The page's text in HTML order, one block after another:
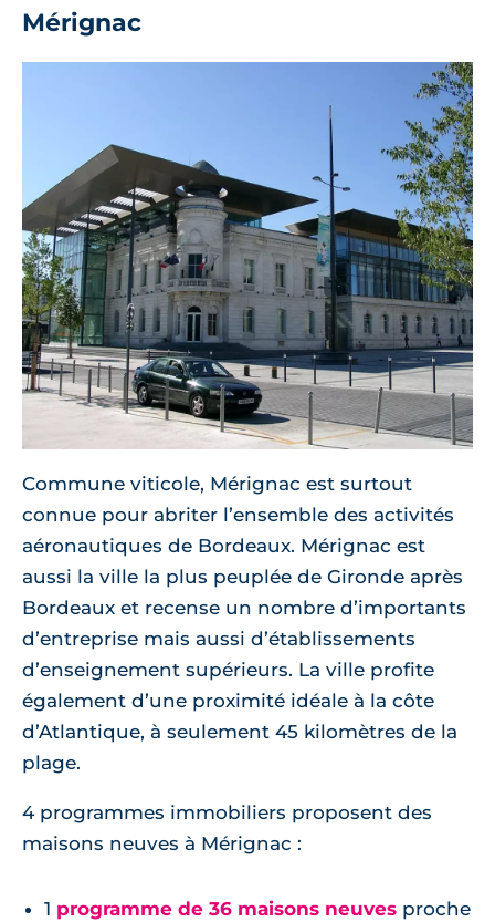
Mérignac
Commune viticole, Mérignac est surtout
connue pour abriter l’ensemble des activités
aéronautiques de Bordeaux. Mérignac est
aussi la ville la plus peuplée de Gironde après
Bordeaux et recense un nombre d’importants
d’entreprise mais aussi d’établissements
d’enseignement supérieurs. La ville profite
également d’une proximité idéale à la côte
d’Atlantique, à seulement 45 kilomètres de la
plage.
4 programmes immobiliers proposent des
maisons neuves à Mérignac :
1 programme de 36 maisons neuves proche